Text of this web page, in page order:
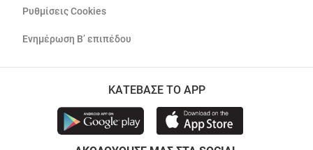
Ρυθμίσεις Cookies
Ενημέρωση Β’ επιπέδου
ΚΑΤΕΒΑΣΕ ΤΟ APP